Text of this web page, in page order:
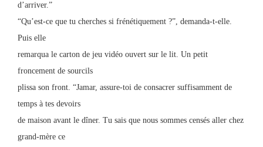
d’arriver.”
“Qu’est-ce que tu cherches si frénétiquement ?”, demanda-t-elle.
Puis elle
remarqua le carton de jeu vidéo ouvert sur le lit. Un petit
froncement de sourcils
plissa son front. “Jamar, assure-toi de consacrer suffisamment de
temps à tes devoirs
de maison avant le dîner. Tu sais que nous sommes censés aller chez
grand-mère ce